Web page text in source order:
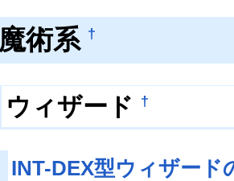
魔術系 †
ウィザード †
INT-DEX型ウィザード